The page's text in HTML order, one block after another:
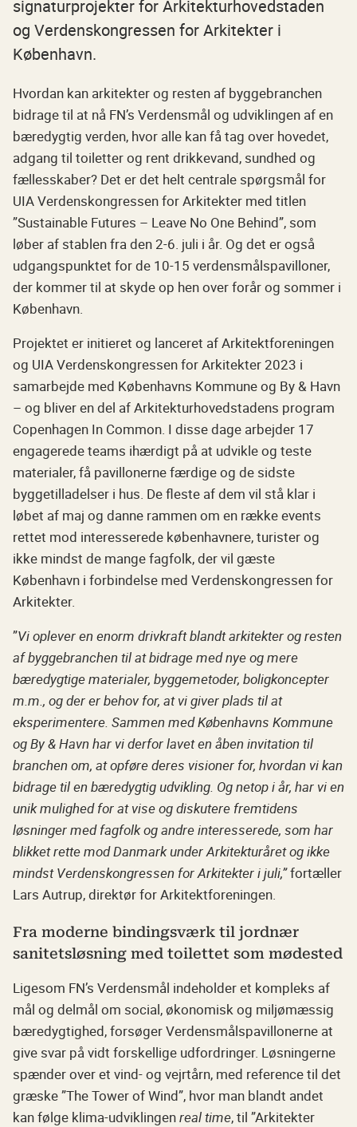
signaturprojekter for Arkitekturhovedstaden
og Verdenskongressen for Arkitekter i
København.
Hvordan kan arkitekter og resten af byggebranchen
bidrage til at nå FN’s Verdensmål og udviklingen af en
bæredygtig verden, hvor alle kan få tag over hovedet,
adgang til toiletter og rent drikkevand, sundhed og
fællesskaber? Det er det helt centrale spørgsmål for
UIA Verdenskongressen for Arkitekter med titlen
”Sustainable Futures – Leave No One Behind”, som
løber af stablen fra den 2-6. juli i år. Og det er også
udgangspunktet for de 10-15 verdensmålspavilloner,
der kommer til at skyde op hen over forår og sommer i
København.
Projektet er initieret og lanceret af Arkitektforeningen
og UIA Verdenskongressen for Arkitekter 2023 i
samarbejde med Københavns Kommune og By & Havn
– og bliver en del af Arkitekturhovedstadens program
Copenhagen In Common. I disse dage arbejder 17
engagerede teams ihærdigt på at udvikle og teste
materialer, få pavillonerne færdige og de sidste
byggetilladelser i hus. De fleste af dem vil stå klar i
løbet af maj og danne rammen om en række events
rettet mod interesserede københavnere, turister og
ikke mindst de mange fagfolk, der vil gæste
København i forbindelse med Verdenskongressen for
Arkitekter.
”Vi oplever en enorm drivkraft blandt arkitekter og resten
af byggebranchen til at bidrage med nye og mere
bæredygtige materialer, byggemetoder, boligkoncepter
m.m., og der er behov for, at vi giver plads til at
eksperimentere. Sammen med Københavns Kommune
og By & Havn har vi derfor lavet en åben invitation til
branchen om, at opføre deres visioner for, hvordan vi kan
bidrage til en bæredygtig udvikling. Og netop i år, har vi en
unik mulighed for at vise og diskutere fremtidens
løsninger med fagfolk og andre interesserede, som har
blikket rette mod Danmark under Arkitekturåret og ikke
mindst Verdenskongressen for Arkitekter i juli,”fortæller
Lars Autrup, direktør for Arkitektforeningen.
Fra moderne bindingsværk til jordnær
sanitetsløsning med toilettet som mødested
Ligesom FN’s Verdensmål indeholder et kompleks af
mål og delmål om social, økonomisk og miljømæssig
bæredygtighed, forsøger Verdensmålspavillonerne at
give svar på vidt forskellige udfordringer. Løsningerne
spænder over et vind- og vejrtårn, med reference til det
græske ”The Tower of Wind”, hvor man blandt andet
kan følge klima-udviklingenreal time, til ”Arkitekter